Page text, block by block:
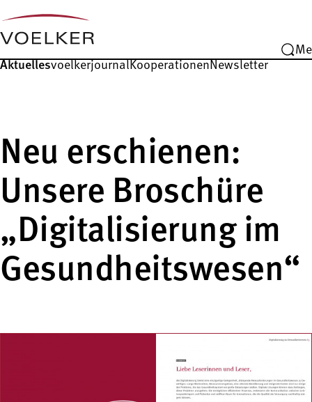
AktuellesvoelkerjournalKooperationenNewsletter
Neu erschienen:
Unsere Broschüre
„Digitalisierung im
Gesundheitswesen“